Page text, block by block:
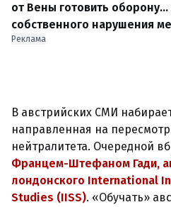
от Вены готовить оборону…
собственного нарушения
Реклама
В австрийских СМИ
направленная на
нейтралитета. Очередной
Францем-Штефаном Гади,
лондонского International
Studies (IISS). «Обучать»